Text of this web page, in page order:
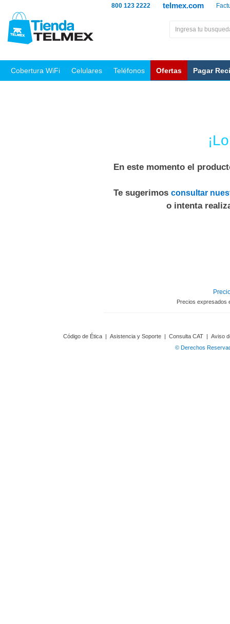
telmex.com
800 123 2222
Cobertura WiFi Celulares Teléfonos Ofertas Pagar
En este momento el
Te sugerimos consultar
o intenta
Precios expresados
Código de Ética | Asistencia y Soporte | Consulta CAT | Aviso
© Derechos